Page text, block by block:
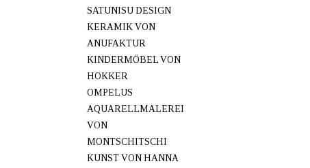
SATUNISU DESIGN
KERAMIK VON
ANUFAKTUR
KINDERMÖBEL VON
HOKKER
OMPELUS
AQUARELLMALEREI
VON
MONTSCHITSCHI
KUNST VON HANNA